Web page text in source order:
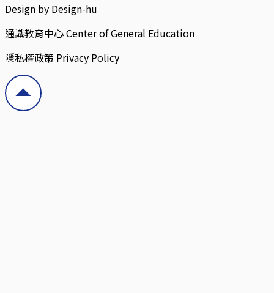
Design by Design-hu
通識教育中心 Center of General Education
隱私權政策 Privacy Policy